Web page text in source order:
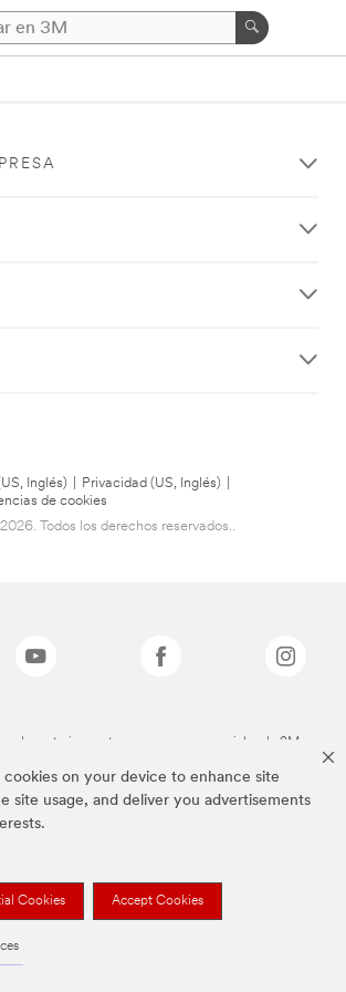
cookies on your device to enhance site
site usage, and deliver you advertisements
Cookies Accept Cookies
Inglés) Privacidad (US, Inglés)
de cookies
Todos los derechos reservados..
anteriormente son marcas comerciales de 3M.